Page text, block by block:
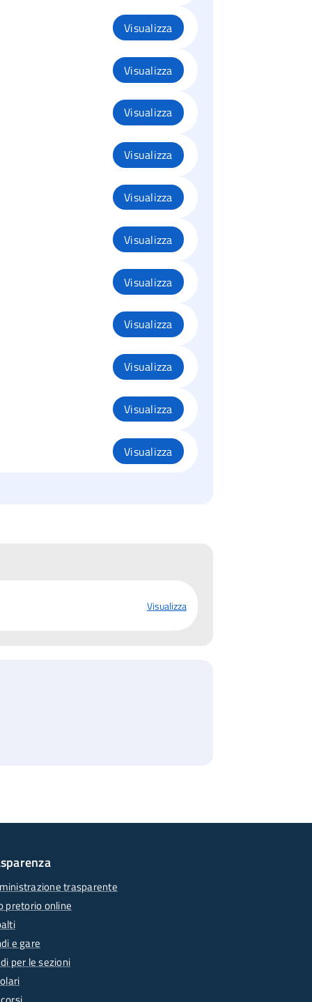
Visualizza
trasparente
pretorio online
e gare
per le sezioni